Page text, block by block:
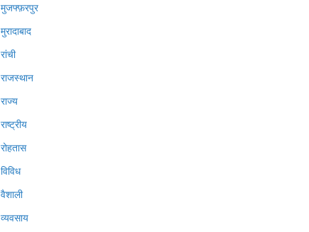
मुजफ्फ़रपुर
मुरादाबाद
रांची
राजस्थान
राज्य
राष्ट्रीय
रोहतास
विविध
वैशाली
व्यवसाय